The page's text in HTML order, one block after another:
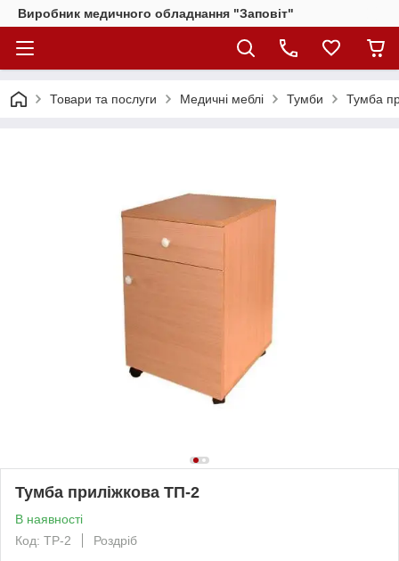
Виробник медичного обладнання "Заповіт"
Товари та послуги Медичні меблі Тумби Тумба
Тумба приліжкова ТП-2
В наявності
Код: ТP-2
Роздріб